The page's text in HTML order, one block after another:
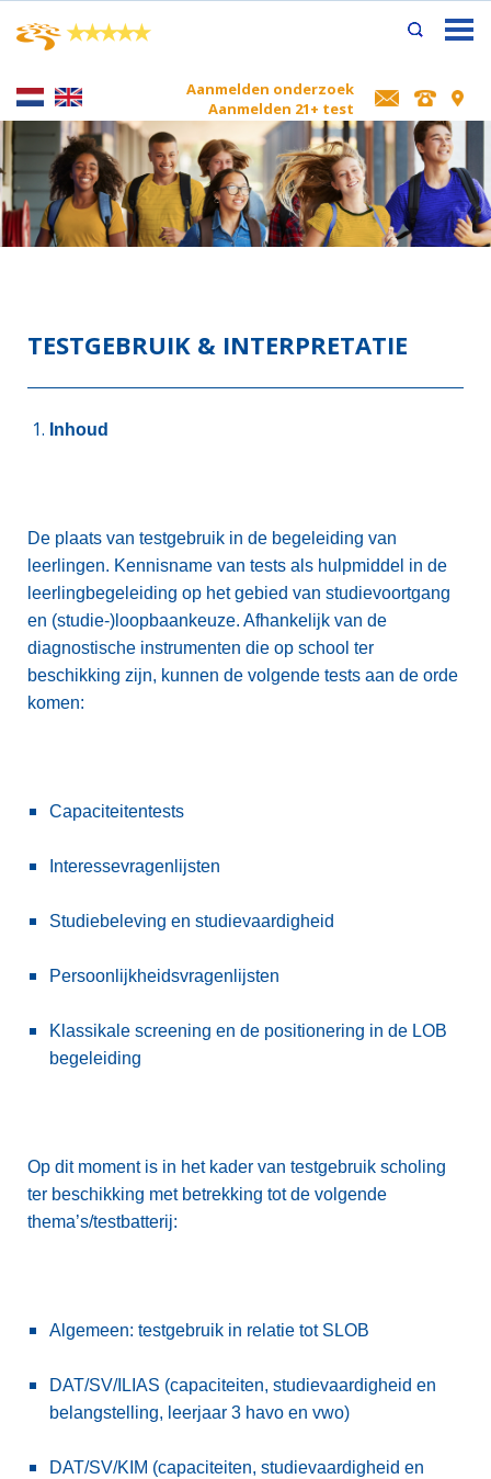
★★★★★
Aanmelden onderzoek
Aanmelden 21+ test
TESTGEBRUIK & INTERPRETATIE
Inhoud
De plaats van testgebruik in de begeleiding van
leerlingen. Kennisname van tests als hulpmiddel in de
leerlingbegeleiding op het gebied van studievoortgang
en (studie-)loopbaankeuze. Afhankelijk van de
diagnostische instrumenten die op school ter
beschikking zijn, kunnen de volgende tests aan de orde
komen:
Capaciteitentests
Interessevragenlijsten
Studiebeleving en studievaardigheid
Persoonlijkheidsvragenlijsten
Klassikale screening en de positionering in de LOB
begeleiding
Op dit moment is in het kader van testgebruik scholing
ter beschikking met betrekking tot de volgende
thema’s/testbatterij:
Algemeen: testgebruik in relatie tot SLOB
DAT/SV/ILIAS (capaciteiten, studievaardigheid en
belangstelling, leerjaar 3 havo en vwo)
DAT/SV/KIM (capaciteiten, studievaardigheid en
×